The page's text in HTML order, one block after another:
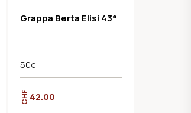
Cabernet Barrique
Grappa Berta Elisi 43°
50cl
CHF 42.00